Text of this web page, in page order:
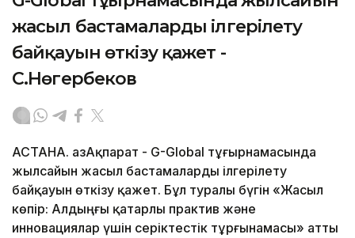
жасыл бастамаларды ілгерілету
байқауын өткізу қажет -
С.Нөгербеков
АСТАНА. ҚазАқпарат - G-Global тұғырнамасында
жылсайын жасыл бастамаларды ілгерілету
байқауын өткізу қажет. Бұл туралы бүгін «Жасыл
көпір: Алдыңғы қатарлы практив және
инновациялар үшін серіктестік тұрғынамасы» атты